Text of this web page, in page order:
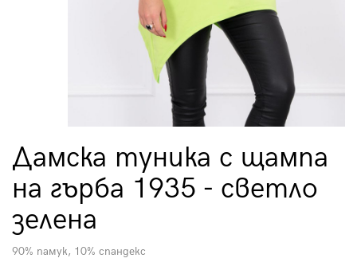
Дамска туника с щампа
на гърба 1935 - светло
зелена
90% памук, 10% спандекс